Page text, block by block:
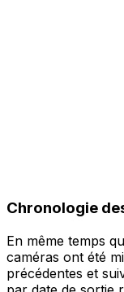
Chronologie
En même temps
caméras ont été
précédentes et